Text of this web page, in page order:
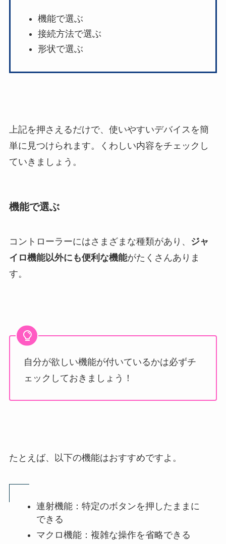
機能で選ぶ
接続方法で選ぶ
形状で選ぶ
上記を押さえるだけで、使いやすいデバイスを簡
単に見つけられます。くわしい内容をチェックし
ていきましょう。
機能で選ぶ
コントローラーにはさまざまな種類があり、
ジャ
イロ機能以外にも便利な機能がたくさんありま
す。
自分が欲しい機能が付いているかは必ずチ
ェックしておきましょう！
たとえば、以下の機能はおすすめですよ。
連射機能：特定のボタンを押したままに
できる
マクロ機能：複雑な操作を省略できる